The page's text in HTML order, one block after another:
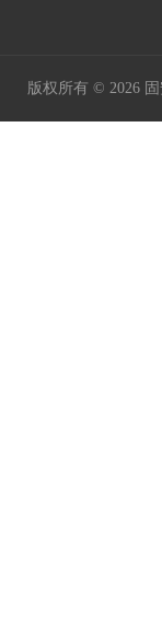
版权所有 © 2026